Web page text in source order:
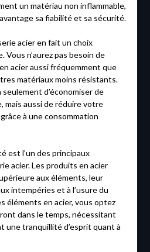
un matériau non inflammable,
sa fiabilité et sa sécurité.
acier en fait un choix
Vous n’aurez pas besoin de
acier aussi fréquemment que
matériaux moins résistants.
d’économiser de
mais aussi de réduire votre
à une consommation
est l’un des principaux
acier. Les produits en acier
aux éléments, leur
intempéries et à l’usure du
éléments en acier, vous optez
dans le temps, nécessitant
une tranquillité d’esprit quant à